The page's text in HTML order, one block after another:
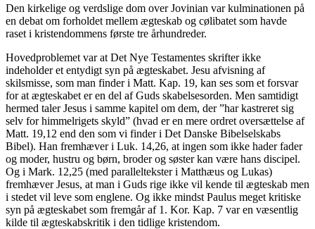
Den kirkelige og verdslige dom over Jovinian var kulminationen på
en debat om forholdet mellem ægteskab og cølibatet som havde
raset i kristendommens første tre århundreder.
Hovedproblemet var at Det Nye Testamentes skrifter ikke
indeholder et entydigt syn på ægteskabet. Jesu afvisning af
skilsmisse, som man finder i Matt. Kap. 19, kan ses som et forsvar
for at ægteskabet er en del af Guds skabelsesorden. Men samtidigt
hermed taler Jesus i samme kapitel om dem, der ”har kastreret sig
selv for himmelrigets skyld” (hvad er en mere ordret oversættelse af
Matt. 19,12 end den som vi finder i Det Danske Bibelselskabs
Bibel). Han fremhæver i Luk. 14,26, at ingen som ikke hader fader
og moder, hustru og børn, broder og søster kan være hans discipel.
Og i Mark. 12,25 (med paralleltekster i Matthæus og Lukas)
fremhæver Jesus, at man i Guds rige ikke vil kende til ægteskab men
i stedet vil leve som englene. Og ikke mindst Paulus meget kritiske
syn på ægteskabet som fremgår af 1. Kor. Kap. 7 var en væsentlig
kilde til ægteskabskritik i den tidlige kristendom.